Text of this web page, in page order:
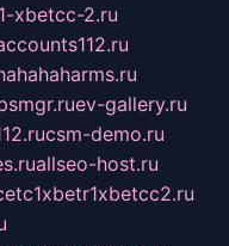
xbetcc-2.ru
ev-gallery.ru
csm-demo.ru
allseo-host.ru